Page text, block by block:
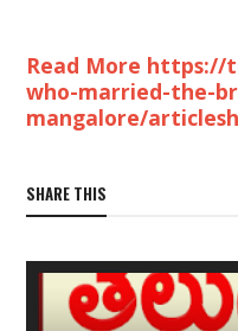
Read More https://
who-married-the-
mangalore/
SHARE THIS